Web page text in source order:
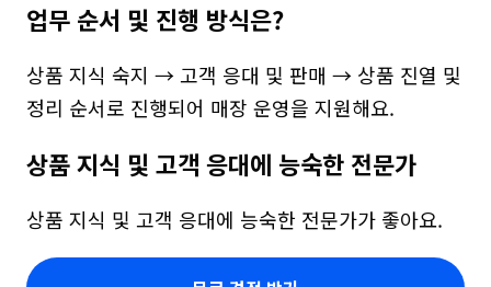
업무 순서 및 진행 방식은?
상품 지식 숙지 → 고객 응대 및 판매 → 상품 진열 및
정리 순서로 진행되어 매장 운영을 지원해요.
상품 지식 및 고객 응대에 능숙한 전문가
상품 지식 및 고객 응대에 능숙한 전문가가 좋아요.